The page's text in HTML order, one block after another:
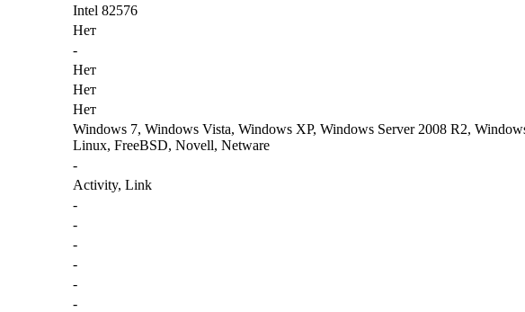
Intel 82576
Нет
-
Нет
Нет
Нет
Windows 7, Windows Vista, Windows XP, Windows Server 2008 R2,
Linux, FreeBSD, Novell, Netware
-
Activity, Link
-
-
-
-
-
-